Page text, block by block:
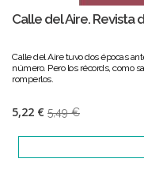
Calle del Aire. Revista
Calle del Aire tuvo dos épocas
número. Pero los récords, como
romperlos.
5,22 € 5,49 €